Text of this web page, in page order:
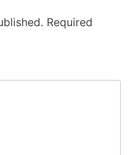
Required